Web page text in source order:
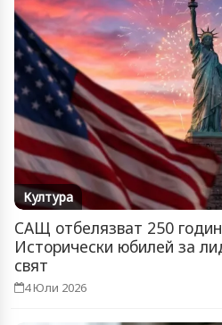
Култура
САЩ отбелязват 250
Исторически юбилей за
свят
4 Юли 2026